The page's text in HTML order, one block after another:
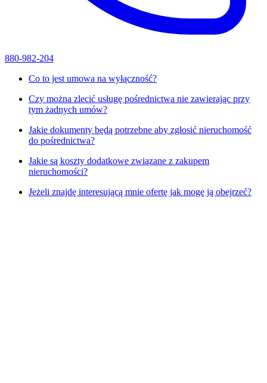
880-982-204
Co to jest umowa na wyłączność?
Czy można zlecić usługę pośrednictwa nie zawierając przy
tym żadnych umów?
Jakie dokumenty będą potrzebne aby zgłosić nieruchomość
do pośrednictwa?
Jakie są koszty dodatkowe związane z zakupem
nieruchomości?
Jeżeli znajdę interesującą mnie ofertę jak mogę ją obejrzeć?